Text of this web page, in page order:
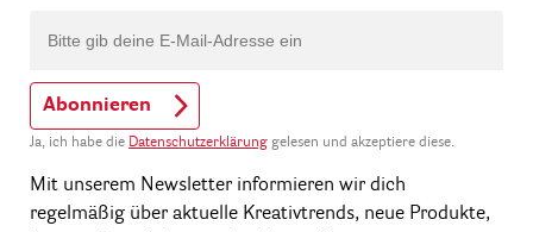
Abonnieren
Ja, ich habe die Datenschutzerklärung gelesen und akzeptiere diese.
Mit unserem Newsletter informieren wir dich
regelmäßig über aktuelle Kreativtrends, neue Produkte,